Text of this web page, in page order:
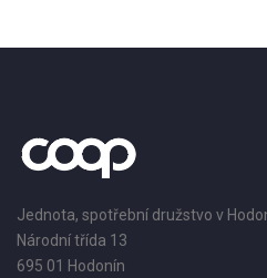
Jednota, spotřební družstvo v
Národní třída 13
695 01 Hodonín